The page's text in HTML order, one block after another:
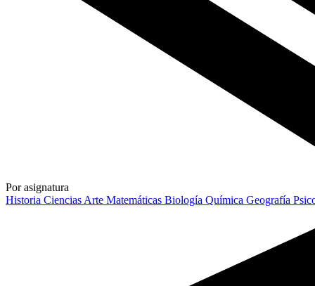
Por asignatura
Historia Ciencias Arte Matemáticas Biología Química Geografía